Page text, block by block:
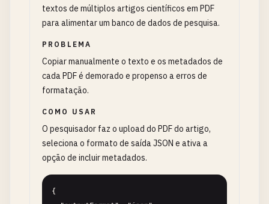
textos de múltiplos artigos científicos em PDF
para alimentar um banco de dados de pesquisa.
PROBLEMA
Copiar manualmente o texto e os metadados de
cada PDF é demorado e propenso a erros de
formatação.
COMO USAR
O pesquisador faz o upload do PDF do artigo,
seleciona o formato de saída JSON e ativa a
opção de incluir metadados.
{